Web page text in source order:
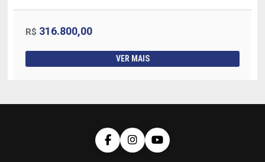
R$ 316.800,00
VER MAIS